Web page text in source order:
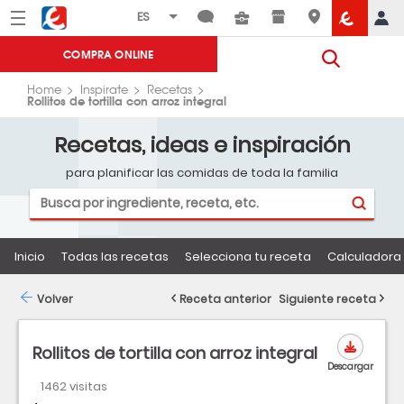
Menú Eroski
COMPRA ONLINE
Home Inspirate Recetas
Rollitos de tortilla con arroz integral
Recetas, ideas e inspiración
para planificar las comidas de toda la familia
Inicio Todas las recetas Selecciona tu receta
Rollitos de tortilla con arroz integral
1462 visitas
Descargar
Volver Receta anterior Siguiente receta